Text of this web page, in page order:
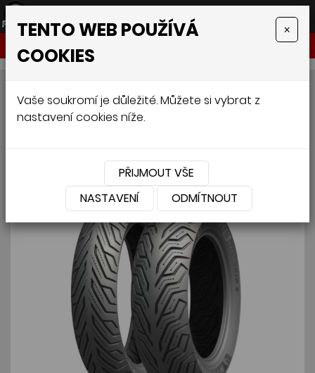
MICHELIN CITY GRIP 2 F/R
90/90 R14 52S
TENTO WEB POUŽÍVÁ
COOKIES
×
Vaše soukromí je důležité. Můžete si vybrat z
nastavení cookies níže.
PŘIJMOUT VŠE
NASTAVENÍ
ODMÍTNOUT